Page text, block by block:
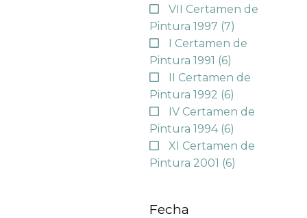
VII Certamen de
Pintura 1997 (7)
I Certamen de
Pintura 1991 (6)
II Certamen de
Pintura 1992 (6)
IV Certamen de
Pintura 1994 (6)
XI Certamen de
Pintura 2001 (6)
Fecha